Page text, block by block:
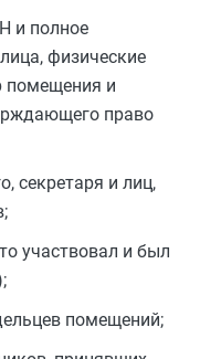
и полное
физические
помещения и
право
секретаря и лиц,
участвовал и был
помещений;